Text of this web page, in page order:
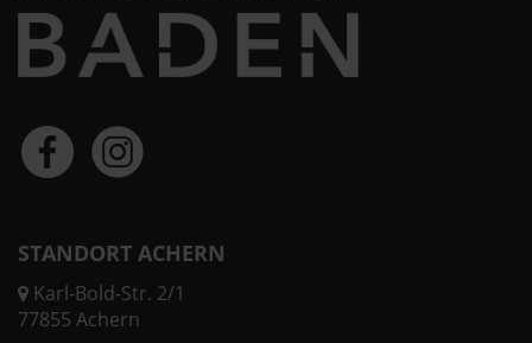
STANDORT ACHERN
Karl-Bold-Str. 2/1
77855 Achern